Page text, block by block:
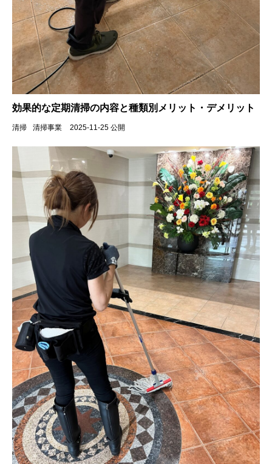
効果的な定期清掃の内容と種類別メリット・デメリット
清掃 清掃事業 2025-11-25 公開